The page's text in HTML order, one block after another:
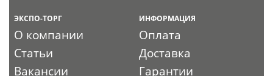
ЭКСПО-ТОРГ
О компании
Статьи
Вакансии
ИНФОРМАЦИЯ
Оплата
Доставка
Гарантии